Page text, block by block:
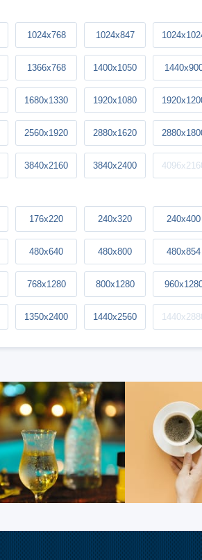
1024x768 1024x847
1366x768 1400x1050
1680x1330 1920x1080
2560x1920 2880x1620
3840x2160 3840x2400
176x220 240x320 240x400
480x640 480x800 480x854
768x1280 800x1280
1350x2400 1440x2560